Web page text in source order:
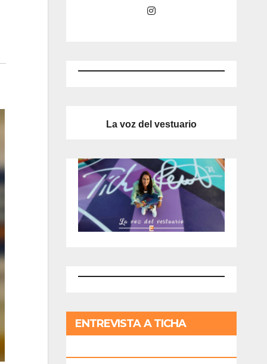
Instagram
La voz del vestuario
ENTREVISTA A TICHA